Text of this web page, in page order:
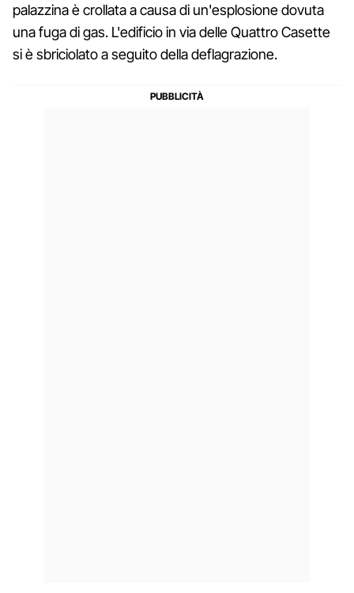
palazzina è crollata a causa di un'esplosione dovuta
una fuga di gas. L'edificio in via delle Quattro Casette
si è sbriciolato a seguito della deflagrazione.